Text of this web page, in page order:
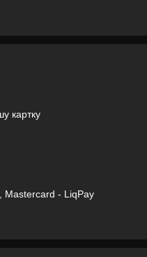
картку
Mastercard - LiqPay